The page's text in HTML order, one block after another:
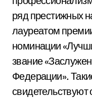
ряд престижных
лауреатом
номинации
звание
Федерации».
свидетельствуют